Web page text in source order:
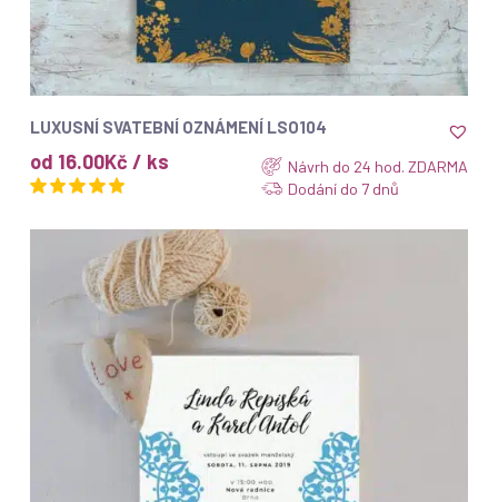
ZOBRAZIT
LUXUSNÍ SVATEBNÍ OZNÁMENÍ LSO104
od 16.00Kč / ks
Návrh do 24 hod. ZDARMA
Dodání do 7 dnů